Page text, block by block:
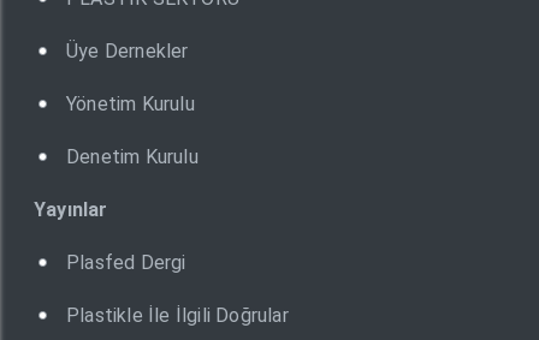
Üye Dernekler
Yönetim Kurulu
Denetim Kurulu
Yayınlar
Plasfed Dergi
Plastikle İle İlgili Doğrular